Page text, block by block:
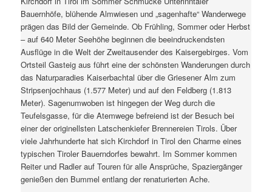
Bauernhöfe, blühende Almwiesen und „sagenhafte“ Wanderwege
prägen das Bild der Gemeinde. Ob Frühling, Sommer oder Herbst
– auf 640 Meter Seehöhe beginnen die beeindruckendsten
Ausflüge in die Welt der Zweitausender des Kaisergebirges. Vom
Ortsteil Gasteig aus führt eine der schönsten Wanderungen durch
das Naturparadies Kaiserbachtal über die Griesener Alm zum
Stripsenjochhaus (1.577 Meter) und auf den Feldberg (1.813
Meter). Sagenumwoben ist hingegen der Weg durch die
Teufelsgasse, für die Atemwege befreiend ist der Besuch bei
einer der originellsten Latschenkiefer Brennereien Tirols. Über
viele Jahrhunderte hat sich Kirchdorf in Tirol den Charme eines
typischen Tiroler Bauerndorfes bewahrt. Im Sommer kommen
Reiter und Radler auf Touren für alle Ansprüche, Spaziergänger
genießen den Bummel entlang der renaturierten Ache.